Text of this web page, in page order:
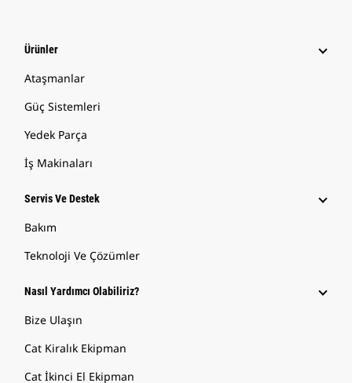
Ürünler
Ataşmanlar
Güç Sistemleri
Yedek Parça
İş Makinaları
Servis Ve Destek
Bakım
Teknoloji Ve Çözümler
Nasıl Yardımcı Olabiliriz?
Bize Ulaşın
Cat Kiralık Ekipman
Cat İkinci El Ekipman